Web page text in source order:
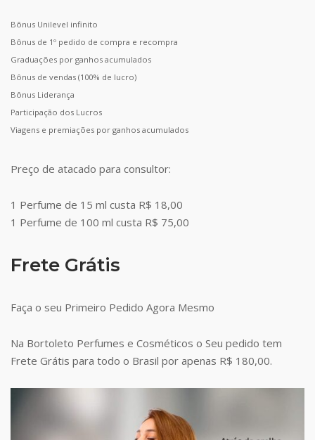
Bônus Unilevel infinito
Bônus de 1º pedido de compra e recompra
Graduações por ganhos acumulados
Bônus de vendas (100% de lucro)
Bônus Liderança
Participação dos Lucros
Viagens e premiações por ganhos acumulados
Preço de atacado para consultor:
1 Perfume de 15 ml custa R$ 18,00
1 Perfume de 100 ml custa R$ 75,00
Frete Grátis
Faça o seu Primeiro Pedido Agora Mesmo
Na Bortoleto Perfumes e Cosméticos o Seu pedido tem
Frete Grátis para todo o Brasil por apenas R$ 180,00.